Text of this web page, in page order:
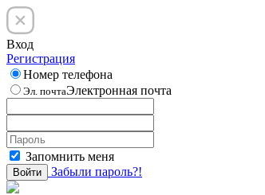
Вход
Регистрация
Номер телефона
Эл. почтаЭлектронная почта
Запомнить меня
Войти Забыли пароль?!